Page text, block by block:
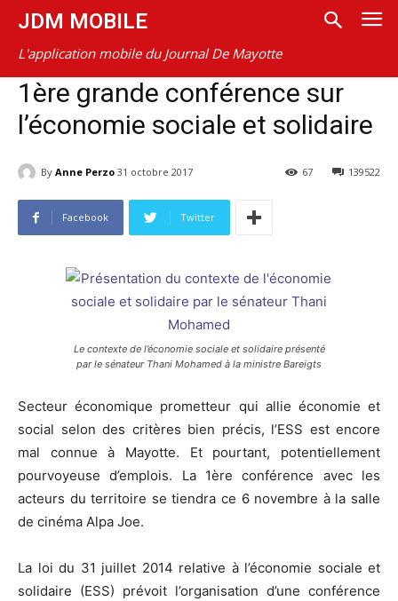
JDM MOBILE
L'application mobile du Journal De Mayotte
1ère grande conférence sur
l’économie sociale et solidaire
By Anne Perzo 31 octobre 2017 139522
67
Facebook Twitter
Le contexte de l’économie sociale et solidaire présenté
par le sénateur Thani Mohamed à la ministre Bareigts
Secteur économique prometteur qui allie économie et
social selon des critères bien précis, l’ESS est encore
mal connue à Mayotte. Et pourtant, potentiellement
pourvoyeuse d’emplois. La 1ère conférence avec les
acteurs du territoire se tiendra ce 6 novembre à la salle
de cinéma Alpa Joe.
La loi du 31 juillet 2014 relative à l’économie sociale et
solidaire (ESS) prévoit l’organisation d’une conférence